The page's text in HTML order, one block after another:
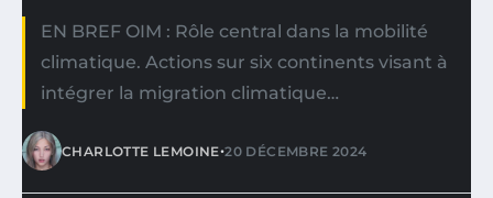
EN BREF OIM : Rôle central dans la mobilité
climatique. Actions sur six continents visant à
intégrer la migration climatique…
CHARLOTTE LEMOINE•20 DÉCEMBRE 2024